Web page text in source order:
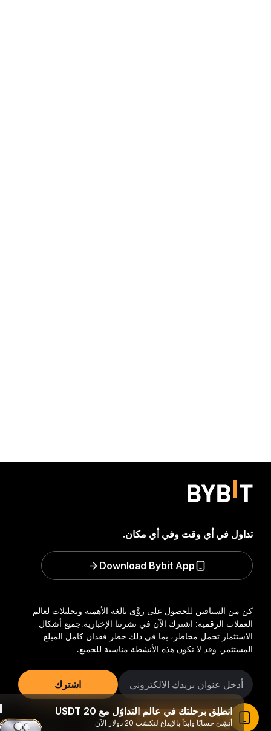
كن من السباقين للحصول على رؤًى بالغة الأهمية وتحليلات لعالم
العملات الرقمية: اشترك الآن في نشرتنا الإخبارية.جميع أشكال
الاستثمار تحمل مخاطر، بما في ذلك خطر فقدان كامل المبلغ
المستثمر. وقد لا تكون هذه الأنشطة مناسبة للجميع.
اشترك
تابعنا:
تداول في أي وقت وفي أي مكان.
Download Bybit App
انطلِق برحلتك في عالم التداوُل مع 20 USDT
أنشِئ حسابًا وابدَأ بالإيداع لتكسَب 20 دولار الآن
اقرأ المقال في تطبيق Bybit